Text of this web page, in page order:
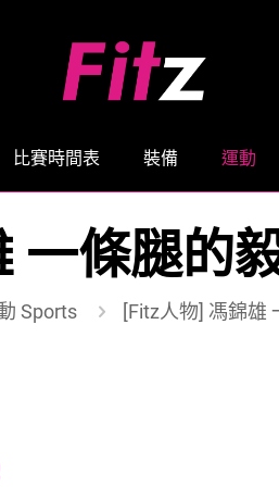
比賽時間表 裝備 運動
一條腿的
Sports [Fitz人物] 馮錦雄